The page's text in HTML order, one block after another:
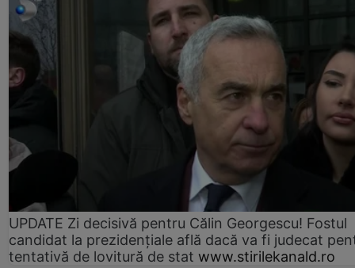
UPDATE Zi decisivă pentru Călin Georgescu! Fostul
candidat la prezidențiale află dacă va fi judecat
tentativă de lovitură de stat www.stirilekanald.ro